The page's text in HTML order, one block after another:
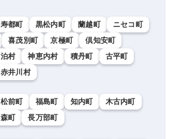
寿都町 黒松内町 蘭越町
ニセコ町
喜茂別町 京極町
倶知安町
泊村 神恵内村 積丹町
古平町
赤井川村
松前町 福島町 知内町
木古内町
森町 長万部町